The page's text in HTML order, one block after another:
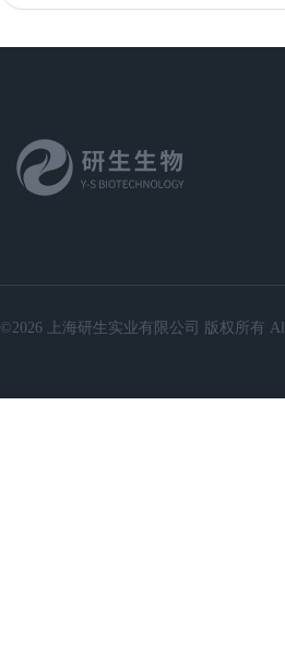
©2026 上海研生实业有限公司 版权所有 All